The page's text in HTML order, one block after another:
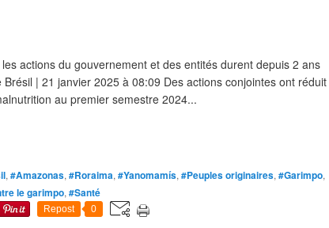
actions du gouvernement et des entités durent depuis 2 ans
| 21 janvier 2025 à 08:09 Des actions conjointes ont réduit
au premier semestre 2024...
, #Amazonas, #Roraima, #Yanomamís, #Peuples originaires, #Garimpo,
le garimpo, #Santé
Repost 0